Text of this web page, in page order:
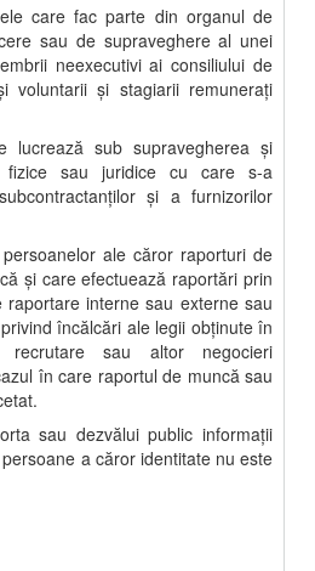
care fac parte din organul de
sau de supraveghere al unei
neexecutivi ai consiliului de
voluntarii şi stagiarii remuneraţi
lucrează sub supravegherea şi
fizice sau juridice cu care s-a
şi a furnizorilor
ale căror raporturi de
şi care efectuează raportări prin
interne sau externe sau
încălcări ale legii obţinute în
recrutare sau altor negocieri
în care raportul de muncă sau
sau dezvălui public informaţii
a căror identitate nu este